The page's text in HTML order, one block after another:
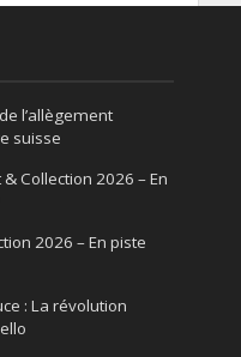
l’allègement
suisse
& Collection 2026 – En
2026 – En piste
: La révolution